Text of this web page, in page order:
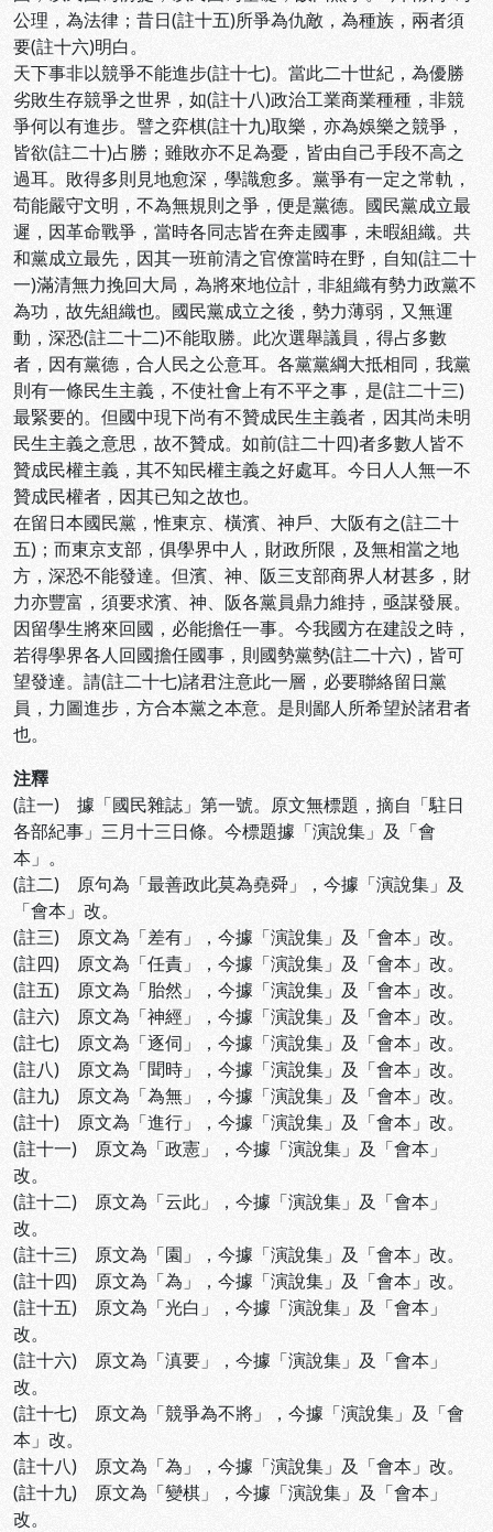
公理，為法律；昔日(註十五)所爭為仇敵，為種族，兩者須
要(註十六)明白。
天下事非以競爭不能進步(註十七)。當此二十世紀，為優勝
劣敗生存競爭之世界，如(註十八)政治工業商業種種，非競
爭何以有進步。譬之弈棋(註十九)取樂，亦為娛樂之競爭，
皆欲(註二十)占勝；雖敗亦不足為憂，皆由自己手段不高之
過耳。敗得多則見地愈深，學識愈多。黨爭有一定之常軌，
苟能嚴守文明，不為無規則之爭，便是黨德。國民黨成立最
遲，因革命戰爭，當時各同志皆在奔走國事，未暇組織。共
和黨成立最先，因其一班前清之官僚當時在野，自知(註二十
一)滿清無力挽回大局，為將來地位計，非組織有勢力政黨不
為功，故先組織也。國民黨成立之後，勢力薄弱，又無運
動，深恐(註二十二)不能取勝。此次選舉議員，得占多數
者，因有黨德，合人民之公意耳。各黨黨綱大抵相同，我黨
則有一條民生主義，不使社會上有不平之事，是(註二十三)
最緊要的。但國中現下尚有不贊成民生主義者，因其尚未明
民生主義之意思，故不贊成。如前(註二十四)者多數人皆不
贊成民權主義，其不知民權主義之好處耳。今日人人無一不
贊成民權者，因其已知之故也。
在留日本國民黨，惟東京、橫濱、神戶、大阪有之(註二十
五)；而東京支部，俱學界中人，財政所限，及無相當之地
方，深恐不能發達。但濱、神、阪三支部商界人材甚多，財
力亦豐富，須要求濱、神、阪各黨員鼎力維持，亟謀發展。
因留學生將來回國，必能擔任一事。今我國方在建設之時，
若得學界各人回國擔任國事，則國勢黨勢(註二十六)，皆可
望發達。請(註二十七)諸君注意此一層，必要聯絡留日黨
員，力圖進步，方合本黨之本意。是則鄙人所希望於諸君者
也。
注釋
(註一) 據「國民雜誌」第一號。原文無標題，摘自「駐日
各部紀事」三月十三日條。今標題據「演說集」及「會
本」。
(註二) 原句為「最善政此莫為堯舜」，今據「演說集」及
「會本」改。
(註三) 原文為「差有」，今據「演說集」及「會本」改。
(註四) 原文為「任責」，今據「演說集」及「會本」改。
(註五) 原文為「胎然」，今據「演說集」及「會本」改。
(註六) 原文為「神經」，今據「演說集」及「會本」改。
(註七) 原文為「逐伺」，今據「演說集」及「會本」改。
(註八) 原文為「聞時」，今據「演說集」及「會本」改。
(註九) 原文為「為無」，今據「演說集」及「會本」改。
(註十) 原文為「進行」，今據「演說集」及「會本」改。
(註十一) 原文為「政憲」，今據「演說集」及「會本」
改。
(註十二) 原文為「云此」，今據「演說集」及「會本」
改。
(註十三) 原文為「園」，今據「演說集」及「會本」改。
(註十四) 原文為「為」，今據「演說集」及「會本」改。
(註十五) 原文為「光白」，今據「演說集」及「會本」
改。
(註十六) 原文為「滇要」，今據「演說集」及「會本」
改。
(註十七) 原文為「競爭為不將」，今據「演說集」及「會
本」改。
(註十八) 原文為「為」，今據「演說集」及「會本」改。
(註十九) 原文為「變棋」，今據「演說集」及「會本」
改。